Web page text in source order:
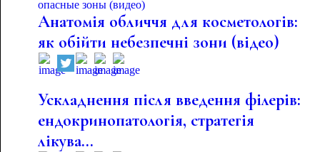
Анатомія обличчя для косметологів:
як обійти небезпечні зони (відео)
Ускладнення після введення філерів:
ендокринопатологія, стратегія
лікува...